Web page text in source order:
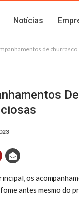
Notícias
de churrasco
os
antes mesmo do